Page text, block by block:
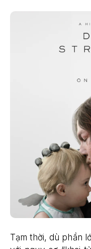
Tạm thời, dù phần